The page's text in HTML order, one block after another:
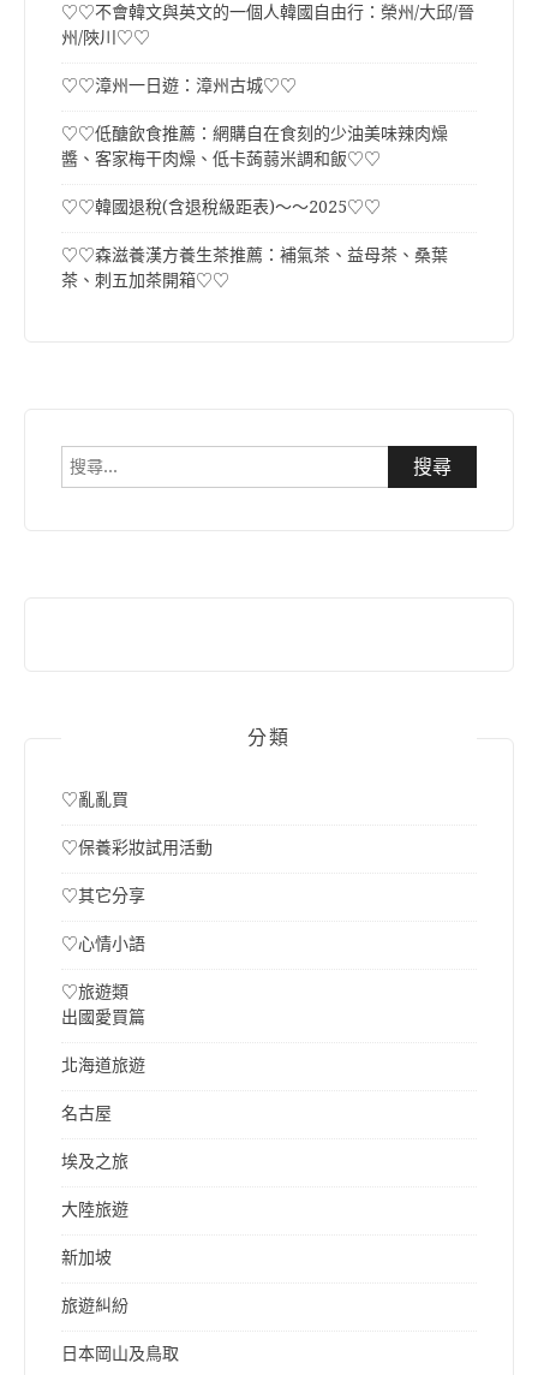
♡♡不會韓文與英文的一個人韓國自由行：榮州/大邱/晉
州/陜川♡♡
♡♡漳州一日遊：漳州古城♡♡
♡♡低醣飲食推薦：網購自在食刻的少油美味辣肉燥
醬、客家梅干肉燥、低卡蒟蒻米調和飯♡♡
♡♡韓國退稅(含退稅級距表)～～2025♡♡
♡♡森滋養漢方養生茶推薦：補氣茶、益母茶、桑葉
茶、刺五加茶開箱♡♡
搜
分類
♡亂亂買
♡保養彩妝試用活動
♡其它分享
♡心情小語
♡旅遊類
出國愛買篇
北海道旅遊
名古屋
埃及之旅
大陸旅遊
新加坡
旅遊糾紛
日本岡山及鳥取